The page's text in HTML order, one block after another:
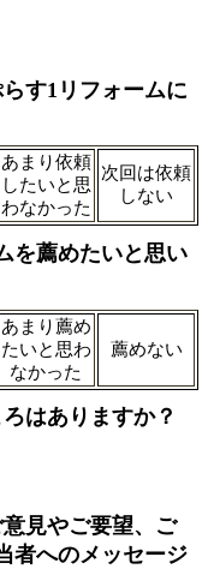
す1リフォームに
あまり依頼
したいと思
わなかった
次回は依頼
しない
を薦めたいと思い
あまり薦め
たいと思わ
なかった
薦めない
はありますか？
見やご要望、ご
者へのメッセージ